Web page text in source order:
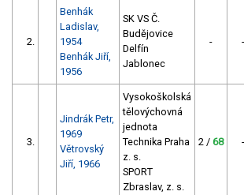
2.
Benhák
Ladislav,
1954
Benhák Jiří,
1956
SK VS Č.
Budějovice
Delfín
Jablonec
- -
3.
Jindrák Petr,
1969
Větrovský
Jiří, 1966
Vysokoškolská
tělovýchovná
jednota
Technika Praha
z. s.
SPORT
Zbraslav, z. s.
2 / 68 -